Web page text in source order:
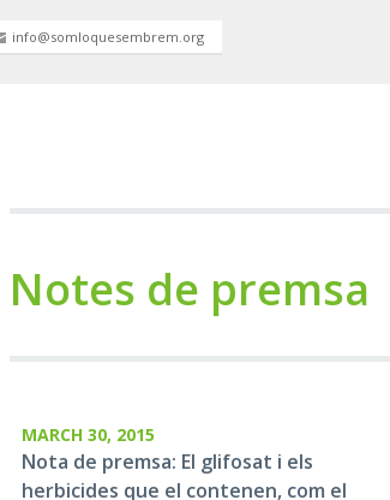
info@somloquesembrem.org
Notes de premsa
MARCH 30, 2015
Nota de premsa: El glifosat i els
herbicides que el contenen, com el